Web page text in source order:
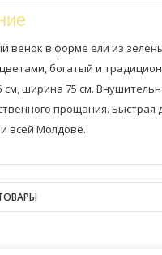
венок в форме ели из
богатый и
см, ширина 75 см.
прощания. Быстрая
всей Молдове.